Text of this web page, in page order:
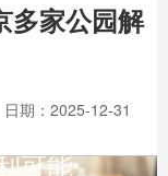
多家公园解
日期：2025-12-31
可能